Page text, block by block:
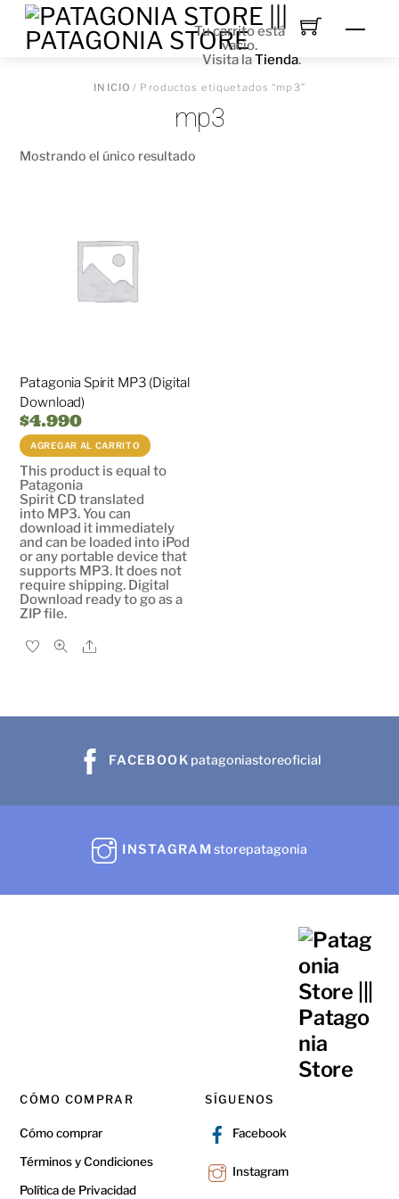
Skip
content
Tu carrito está
vacío.
Visita laTienda.
INICIO / Productos etiquetados “mp3”
mp3
Mostrando el único resultado
Patagonia Spirit MP3 (Digital
Download)
$4.990
AGREGAR AL CARRITO
This product is equal to
Patagonia
Spirit CD translated
into MP3. You can
download it immediately
and can be loaded into iPod
or any portable device that
supports MP3. It does not
require shipping. Digital
Download ready to go as a
ZIP file.
Share
FACEBOOK patagoniastoreoficial
INSTAGRAMstorepatagonia
CÓMO COMPRAR
Cómo comprar
Términos y Condiciones
Política de Privacidad
SÍGUENOS
Facebook
Instagram